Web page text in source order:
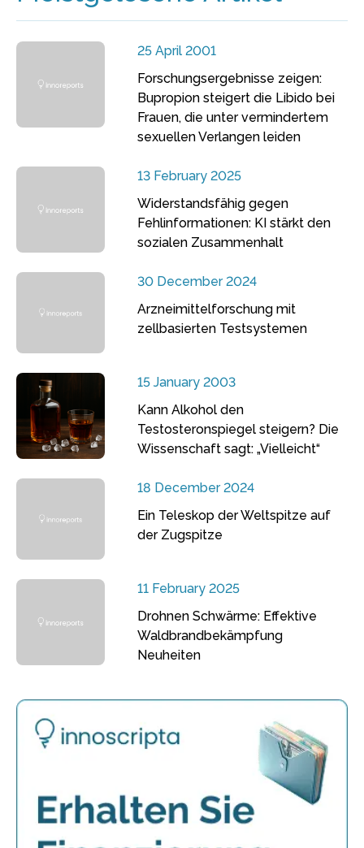
25 April 2001
Forschungsergebnisse zeigen:
Bupropion steigert die Libido bei
Frauen, die unter vermindertem
sexuellen Verlangen leiden
13 February 2025
Widerstandsfähig gegen
Fehlinformationen: KI stärkt den
sozialen Zusammenhalt
30 December 2024
Arzneimittelforschung mit
zellbasierten Testsystemen
15 January 2003
Kann Alkohol den
Testosteronspiegel steigern? Die
Wissenschaft sagt: „Vielleicht“
18 December 2024
Ein Teleskop der Weltspitze auf
der Zugspitze
11 February 2025
Drohnen Schwärme: Effektive
Waldbrandbekämpfung
Neuheiten